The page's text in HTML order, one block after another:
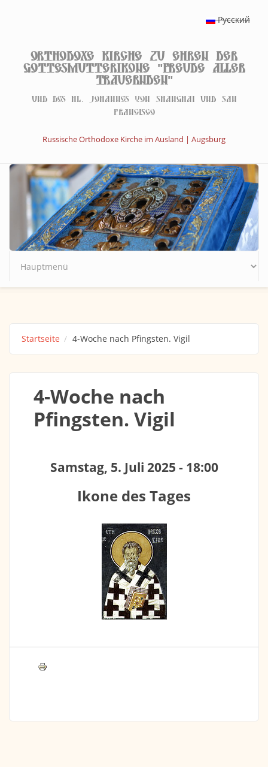
Русский
Orthodoxe Kirche zu Ehren der
Gottesmutterikone "Freude aller
Trauernden"
Und des hl. Johannes von Shanghai und San
Francisco
Russische Orthodoxe Kirche im Ausland | Augsburg
Startseite 4-Woche nach Pfingsten. Vigil
4-Woche nach
Pfingsten. Vigil
Samstag, 5. Juli 2025 - 18:00
Ikone des Tages